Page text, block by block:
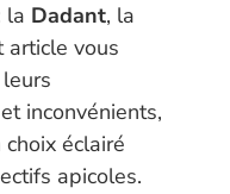
la Dadant, la
article vous
inconvénients,
éclairé
apicoles.